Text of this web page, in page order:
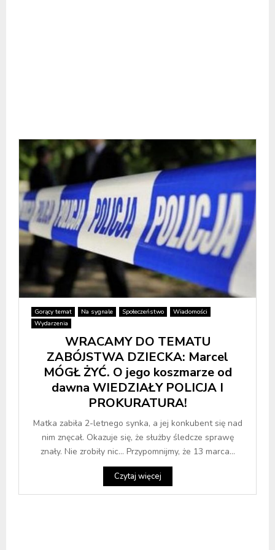
Gorący temat Na sygnale Społeczeństwo
Wiadomości
Wydarzenia
WRACAMY DO TEMATU
ZABÓJSTWA DZIECKA: Marcel
MÓGŁ ŻYĆ. O jego koszmarze od
dawna WIEDZIAŁY POLICJA I
PROKURATURA!
Matka zabiła 2-letnego synka, a jej konkubent się nad
nim znęcał. Okazuje się, że służby śledcze sprawę
znały. Nie zrobiły nic… Przypomnijmy, że 13 marca...
Czytaj więcej